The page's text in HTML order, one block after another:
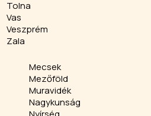
Tolna
Vas
Veszprém
Zala
Mecsek
Mezőföld
Muravidék
Nagykunság